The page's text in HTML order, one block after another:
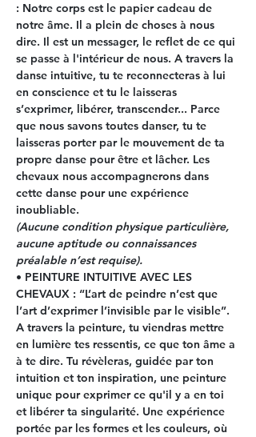
: Notre corps est le papier cadeau de
notre âme. Il a plein de choses à nous
dire. Il est un messager, le reflet de ce qui
se passe à l'intérieur de nous. A travers la
danse intuitive, tu te reconnecteras à lui
en conscience et tu le laisseras
s’exprimer, libérer, transcender... Parce
que nous savons toutes danser, tu te
laisseras porter par le mouvement de ta
propre danse pour être et lâcher. Les
chevaux nous accompagnerons dans
cette danse pour une expérience
inoubliable.
(Aucune condition physique particulière,
aucune aptitude ou connaissances
préalable n’est requise).
• PEINTURE INTUITIVE AVEC LES
CHEVAUX : “L’art de peindre n’est que
l’art d’exprimer l’invisible par le visible”.
A travers la peinture, tu viendras mettre
en lumière tes ressentis, ce que ton âme a
à te dire. Tu révèleras, guidée par ton
intuition et ton inspiration, une peinture
unique pour exprimer ce qu'il y a en toi
et libérer ta singularité. Une expérience
portée par les formes et les couleurs, où